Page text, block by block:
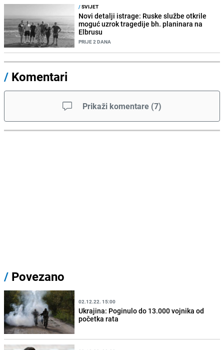
/SVIJET
Novi detalji istrage: Ruske službe otkrile
moguć uzrok tragedije bh. planinara na
Elbrusu
PRIJE 2 DANA
/ Komentari
Prikaži komentare (7)
/ Povezano
02.12.22. 15:00
Ukrajina: Poginulo do 13.000 vojnika od
početka rata